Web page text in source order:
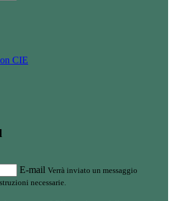
CIE
E-mail Verrà inviato un messaggio
necessarie.